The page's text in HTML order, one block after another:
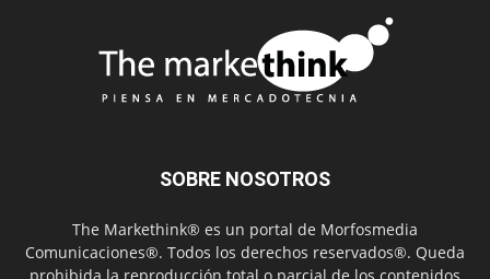
SOBRE NOSOTROS
The Markethink® es un portal de Morfosmedia
Comunicaciones®. Todos los derechos reservados®. Queda